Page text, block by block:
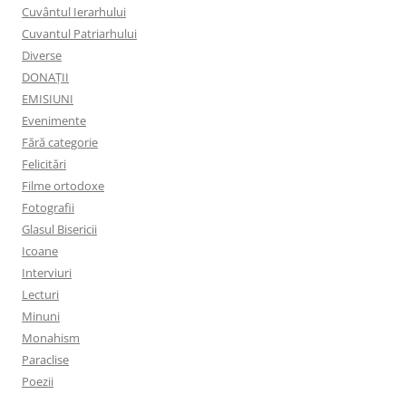
Cuvântul Ierarhului
Cuvantul Patriarhului
Diverse
DONAȚII
EMISIUNI
Evenimente
Fără categorie
Felicitări
Filme ortodoxe
Fotografii
Glasul Bisericii
Icoane
Interviuri
Lecturi
Minuni
Monahism
Paraclise
Poezii